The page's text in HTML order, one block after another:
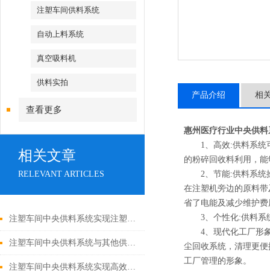
注塑车间供料系统
自动上料系统
真空吸料机
供料实拍
查看更多
相关文章
RELEVANT ARTICLES
注塑车间中央供料系统实现注塑生产的高效协同与质量管控
注塑车间中央供料系统与其他供料方式的对比
注塑车间中央供料系统实现高效、稳定注塑生产
产品介绍 相
惠州医疗行业中央供料
1、高效:供料系统可
的粉碎回收料利用，
2、节能:供料系统操
在注塑机旁边的原料
省了电能及减少维护费
3、个性化:供料系统
4、现代化工厂形象:
尘回收系统，清理更
工厂管理的形象。